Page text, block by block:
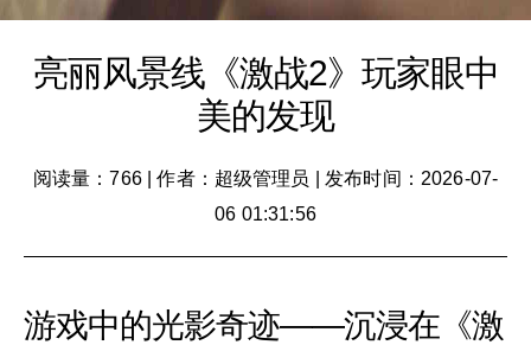
亮丽风景线《激战2》玩家眼中
美的发现
阅读量：766|作者：超级管理员
发布时间：2026-07-
06 01:31:56
游戏中的光影奇迹——沉浸在《激